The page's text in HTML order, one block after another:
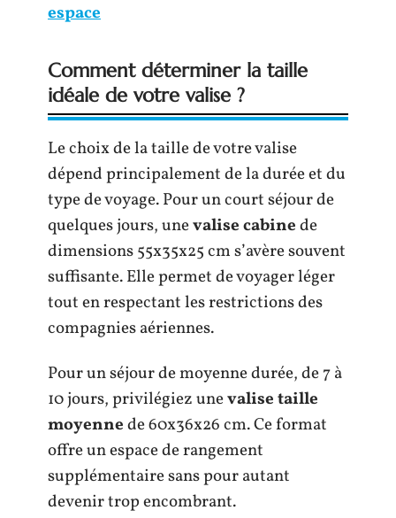
espace
Comment déterminer la taille
idéale de votre valise ?
Le choix de la taille de votre valise
dépend principalement de la durée et du
type de voyage. Pour un court séjour de
quelques jours, unevalise cabinede
dimensions 55x35x25 cm s’avère souvent
suffisante. Elle permet de voyager léger
tout en respectant les restrictions des
compagnies aériennes.
Pour un séjour de moyenne durée, de 7 à
10 jours, privilégiez unevalise taille
moyennede 60x36x26 cm. Ce format
offre un espace de rangement
supplémentaire sans pour autant
devenir trop encombrant.